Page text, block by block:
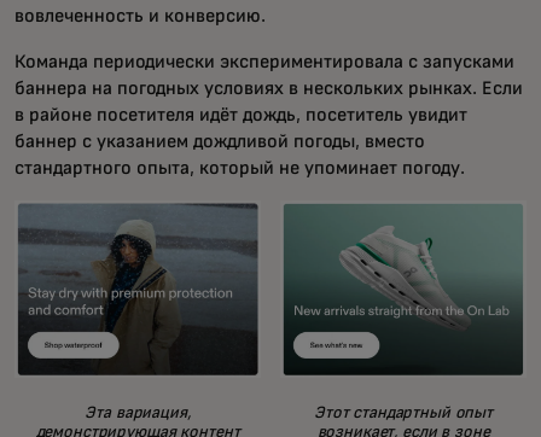
вовлеченность и конверсию.
Команда периодически экспериментировала с запусками
баннера на погодных условиях в нескольких рынках. Если
в районе посетителя идёт дождь, посетитель увидит
баннер с указанием дождливой погоды, вместо
стандартного опыта, который не упоминает погоду.
Эта вариация,
демонстрирующая контент
Этот стандартный опыт
возникает, если в зоне